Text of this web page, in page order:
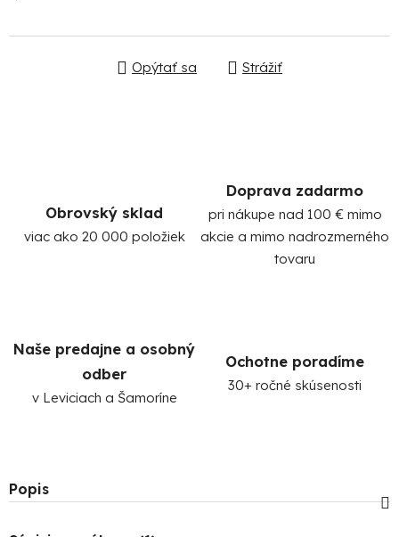
Opýtať sa Strážiť
Obrovský sklad
viac ako 20 000 položiek
Doprava zadarmo
pri nákupe nad 100 € mimo
akcie a mimo nadrozmerného
tovaru
Naše predajne a osobný
odber
v Leviciach a Šamoríne
Ochotne poradíme
30+ ročné skúsenosti
Popis